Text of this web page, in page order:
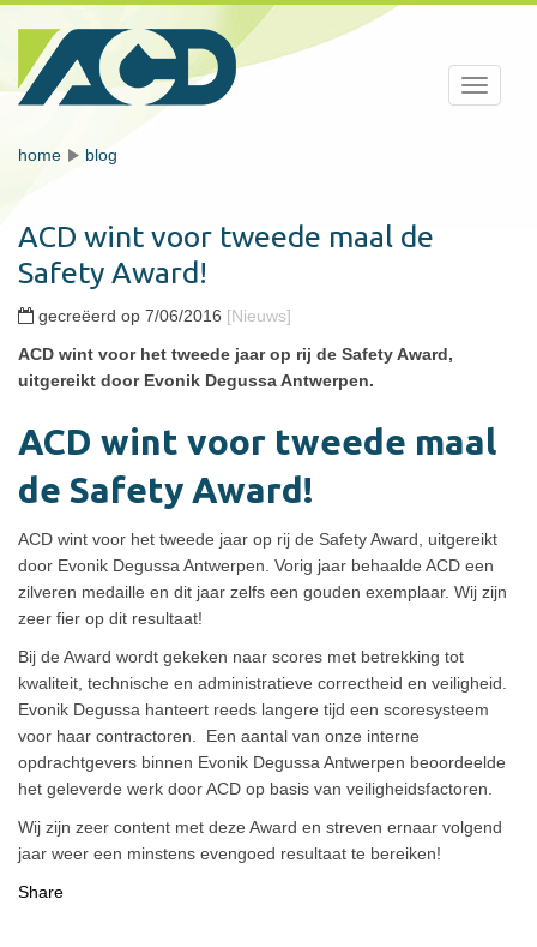
Toggle
home blog
ACD wint voor tweede maal de
Safety Award!
gecreëerd op 7/06/2016 [Nieuws]
ACD wint voor het tweede jaar op rij de Safety Award,
uitgereikt door Evonik Degussa Antwerpen.
ACD wint voor tweede maal
de Safety Award!
ACD wint voor het tweede jaar op rij de Safety Award, uitgereikt
door Evonik Degussa Antwerpen. Vorig jaar behaalde ACD een
zilveren medaille en dit jaar zelfs een gouden exemplaar. Wij zijn
zeer fier op dit resultaat!
Bij de Award wordt gekeken naar scores met betrekking tot
kwaliteit, technische en administratieve correctheid en veiligheid.
Evonik Degussa hanteert reeds langere tijd een scoresysteem
voor haar contractoren. Een aantal van onze interne
opdrachtgevers binnen Evonik Degussa Antwerpen beoordeelde
het geleverde werk door ACD op basis van veiligheidsfactoren.
Wij zijn zeer content met deze Award en streven ernaar volgend
jaar weer een minstens evengoed resultaat te bereiken!
Share